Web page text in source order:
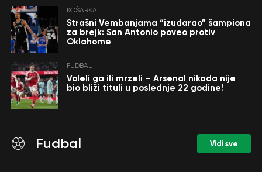
KOŠARKA
Strašni Vembanjama “izudarao” šampiona
za brejk: San Antonio poveo protiv
Oklahome
FUDBAL
Voleli ga ili mrzeli – Arsenal nikada nije
bio bliži tituli u poslednje 22 godine!
Fudbal Vidi sve